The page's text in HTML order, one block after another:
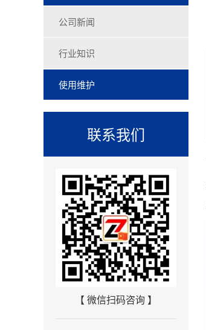
公司新闻
行业知识
使用维护
联系我们
【 微信扫码咨询 】